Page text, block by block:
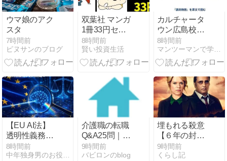
ンブック／怪
物事変／新テ
ルマエ・ロマ
エ
ウマ娘のアク
スタ
7時間前
ピヌサンのブログ
双葉社 マンガ
1冊33円セー
ル 『クレヨン
しんちゃん』
30巻まで、
しんちゃん』
8巻まで。全
部買っても
プラでは多数
の過去作見放
題
8時間前
賢い投資生活
カルチャータ
ウン広島校さ
んにて源氏物
語講座を行い
ました
8時間前
【EU AI法】
透明性義務が
適用開始！日
本が直面する
8時間前
介護職の転職
Q&A25問｜資
格なしでも働
ける？夜勤な
9時間前
バビロンのblog
埋もれる殺意
【６年の封
印】#1物言え
ぬミイラ
9時間前
くらし記